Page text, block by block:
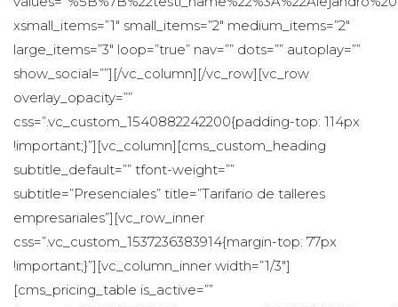
xsmall_items=”1″ small_items=”2″ medium_items=”2″
large_items=”3″ loop=”true” nav=”” dots=”” autoplay=””
how_social=””][/vc_column][/vc_row][vc_row
overlay_opacity=””
css=”.vc_custom_1540882242200{padding-top: 114px
!important;}”][vc_column][cms_custom_heading
ubtitle_default=”” tfont-weight=””
ubtitle=”Presenciales” title=”Tarifario de talleres
empresariales”][vc_row_inner
css=”.vc_custom_1537236383914{margin-top: 77px
!important;}”][vc_column_inner width=”1/3″]
[cms_pricing_table is_active=””